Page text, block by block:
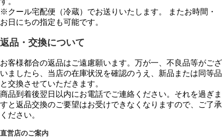
※クール宅配便（冷蔵）でお送りいたします。 またお時間・
お日にちの指定も可能です。
返品・交換について
お客様都合の返品はご遠慮願います。万が一、不良品等がござ
いましたら、当店の在庫状況を確認のうえ、新品または同等品
と交換させていただきます。
商品到着後翌日以内にお電話でご連絡ください。それを過ぎま
すと返品交換のご要望はお受けできなくなりますので、ご了承
ください。
直営店のご案内